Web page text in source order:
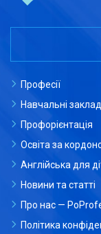
Професії
Навчальні
Профорієнтація
Освіта за
Англійська для
Новини та статті
Про нас —
Політика